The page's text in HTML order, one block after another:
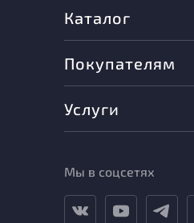
Каталог
Покупателям
Услуги
Мы в соцсетях